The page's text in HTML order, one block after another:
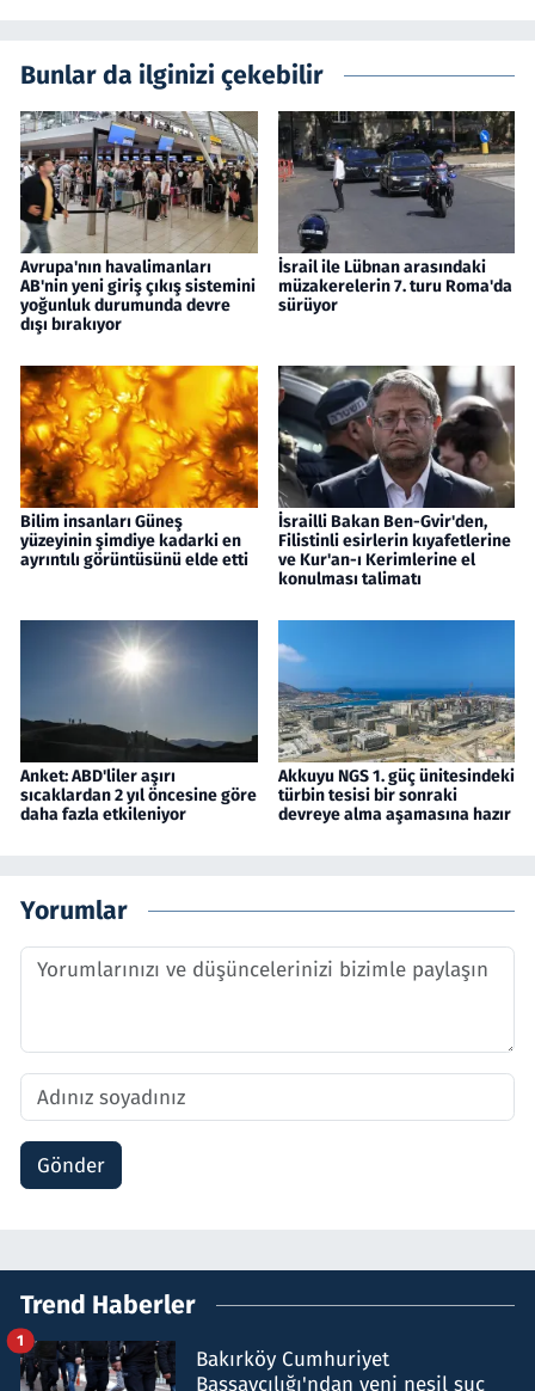
Bunlar da ilginizi çekebilir
Avrupa'nın havalimanları
AB'nin yeni giriş çıkış sistemini
yoğunluk durumunda devre
dışı bırakıyor
İsrail ile Lübnan arasındaki
müzakerelerin 7. turu Roma'da
sürüyor
Bilim insanları Güneş
yüzeyinin şimdiye kadarki en
ayrıntılı görüntüsünü elde etti
İsrailli Bakan Ben-Gvir'den,
Filistinli esirlerin kıyafetlerine
ve Kur'an-ı Kerimlerine el
konulması talimatı
Anket: ABD'liler aşırı
sıcaklardan 2 yıl öncesine göre
daha fazla etkileniyor
Akkuyu NGS 1. güç ünitesindeki
türbin tesisi bir sonraki
devreye alma aşamasına hazır
Yorumlar
Gönder
Trend Haberler
Bakırköy Cumhuriyet
Başsavcılığı'ndan yeni nesil suç
1